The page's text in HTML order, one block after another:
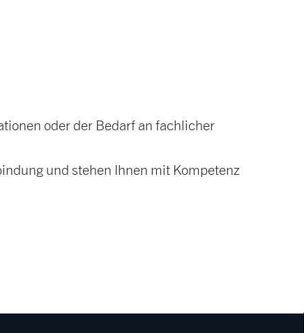
oder der Bedarf an fachlicher
und stehen Ihnen mit Kompetenz